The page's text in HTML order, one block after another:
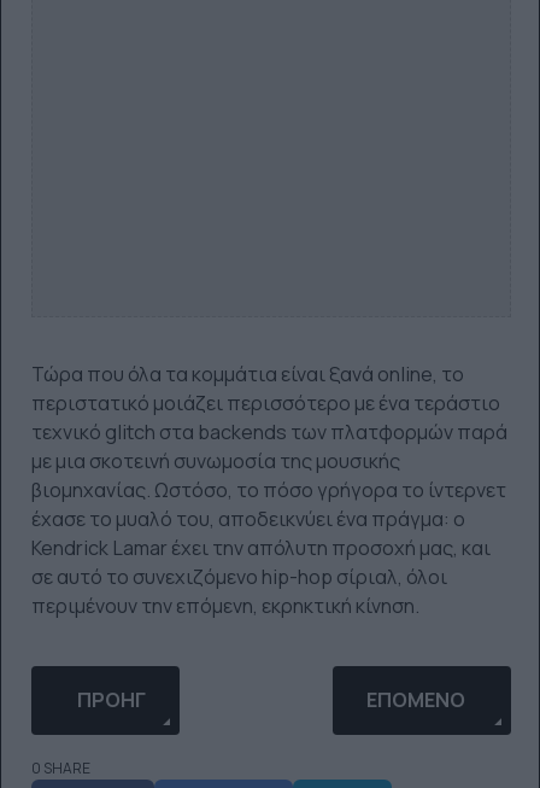
Τώρα που όλα τα κομμάτια είναι ξανά online, το
περιστατικό μοιάζει περισσότερο με ένα τεράστιο
τεχνικό glitch στα backends των πλατφορμών παρά
με μια σκοτεινή συνωμοσία της μουσικής
βιομηχανίας. Ωστόσο, το πόσο γρήγορα το ίντερνετ
έχασε το μυαλό του, αποδεικνύει ένα πράγμα: ο
Kendrick Lamar έχει την απόλυτη προσοχή μας, και
σε αυτό το συνεχιζόμενο hip-hop σίριαλ, όλοι
περιμένουν την επόμενη, εκρηκτική κίνηση.
ΠΡΟΗΓΟΎΜΕΝΟ ΆΡΘΡΟ: ΘΑ ΠΛΉΡΩΝΕΣ ΓΙΑ ΝΑ
ΠΡΟΗΓ ΕΠΌΜΕΝΟ ΆΡΘΡΟ:
ΕΠΌΜΕΝΟ
0 SHARE